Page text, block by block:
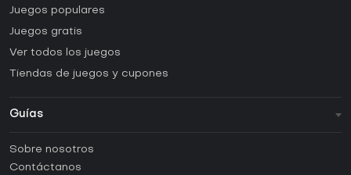
Juegos populares
Juegos gratis
Ver todos los juegos
Tiendas de juegos y cupones
Guías
Guías y tutoriales
Sobre nosotros
Contáctanos